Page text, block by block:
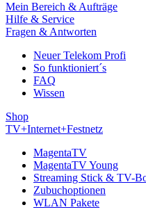
Mein Bereich & Aufträge
Hilfe & Service
Fragen & Antworten
Neuer Telekom Profi
So funktioniert´s
FAQ
Wissen
Shop
TV+Internet+Festnetz
MagentaTV
MagentaTV Young
Streaming Stick & TV-
Zubuchoptionen
WLAN Pakete